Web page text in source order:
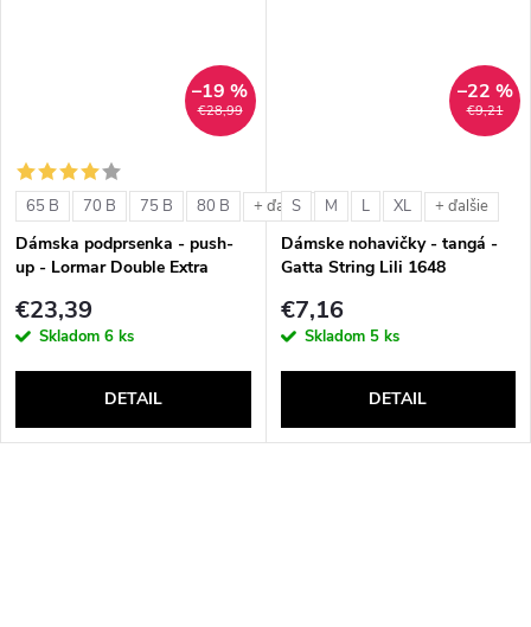
€28,99
–19 %
65 B 70 B 75 B 80 B + ďalšie
Dámska podprsenka - push-
up - Lormar Double Extra
€23,39
Skladom 6 ks
DETAIL
€9,21
–22 %
S M L XL + ďalšie
Dámske nohavičky - tangá -
Gatta String Lili 1648
€7,16
Skladom 5 ks
DETAIL